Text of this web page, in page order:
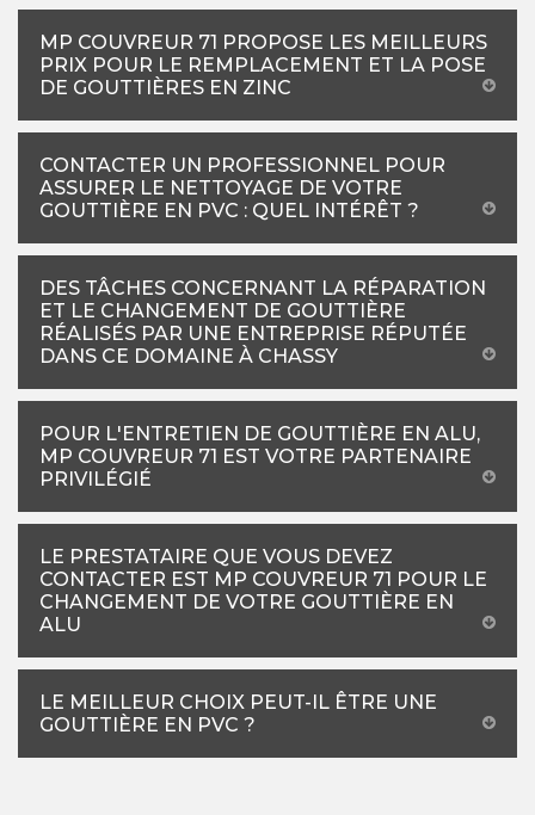
MP COUVREUR 71 PROPOSE LES MEILLEURS
PRIX POUR LE REMPLACEMENT ET LA POSE
DE GOUTTIÈRES EN ZINC
CONTACTER UN PROFESSIONNEL POUR
ASSURER LE NETTOYAGE DE VOTRE
GOUTTIÈRE EN PVC : QUEL INTÉRÊT ?
DES TÂCHES CONCERNANT LA RÉPARATION
ET LE CHANGEMENT DE GOUTTIÈRE
RÉALISÉS PAR UNE ENTREPRISE RÉPUTÉE
DANS CE DOMAINE À CHASSY
POUR L'ENTRETIEN DE GOUTTIÈRE EN ALU,
MP COUVREUR 71 EST VOTRE PARTENAIRE
PRIVILÉGIÉ
LE PRESTATAIRE QUE VOUS DEVEZ
CONTACTER EST MP COUVREUR 71 POUR LE
CHANGEMENT DE VOTRE GOUTTIÈRE EN
ALU
LE MEILLEUR CHOIX PEUT-IL ÊTRE UNE
GOUTTIÈRE EN PVC ?